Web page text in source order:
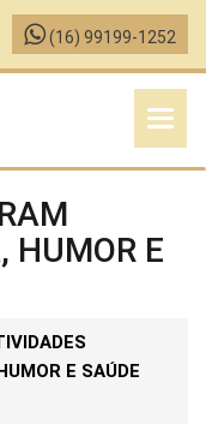
(16) 99199-1252
MENU
HUMOR E
E SAÚDE